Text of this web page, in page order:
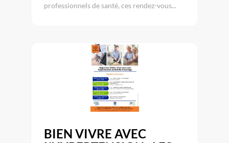
professionnels de santé, ces rendez-vous...
BIEN VIVRE AVEC